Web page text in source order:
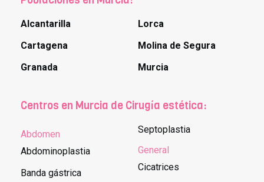
Alcantarilla
Cartagena
Granada
Lorca
Molina de Segura
Murcia
Centros en Murcia de Cirugía estética:
Abdomen
Abdominoplastia
Banda gástrica
Septoplastia
General
Cicatrices